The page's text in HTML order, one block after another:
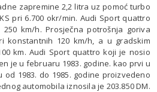
zapremine 2,2 litra uz pomoć turbo
pri 6.700 okr/min. Audi Sport quattro
km/h. Prosječna potrošnja goriva
konstantnih 120 km/h, a u gradskim
km. Audi Sport quattro koji je nosio
je u februaru 1983. godine. kao prvi u
1983. do 1985. godine proizvedeno
automobila iznosila je 203.850 DM.